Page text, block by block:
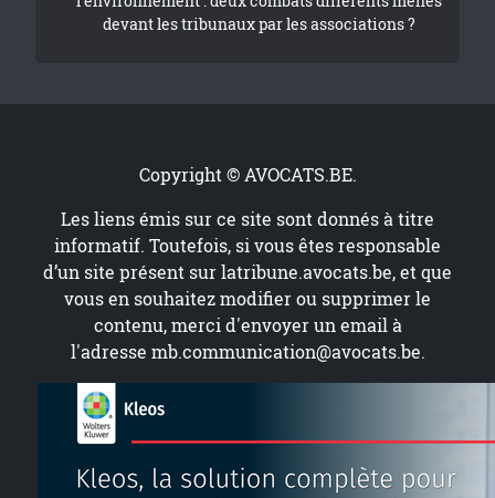
devant les tribunaux par les associations ?
Copyright © AVOCATS.BE.
Les liens émis sur ce site sont donnés à titre
informatif. Toutefois, si vous êtes responsable
d’un site présent surlatribune.avocats.be, et que
vous en souhaitez modifier ou supprimer le
contenu, merci d'envoyer un email à
l'adresse mb.communication@avocats.be.